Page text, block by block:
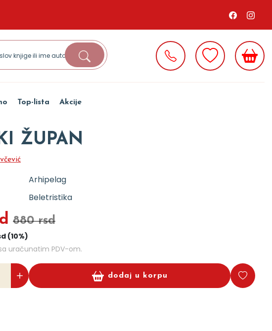
Top-lista Akcije
ŽUPAN
Arhipelag
Beletristika
880 rsd
(10%)
uračunatim PDV-om.
dodaj u korpu